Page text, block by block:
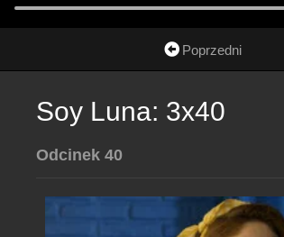
Poprzedni
Soy Luna: 3x40
Odcinek 40